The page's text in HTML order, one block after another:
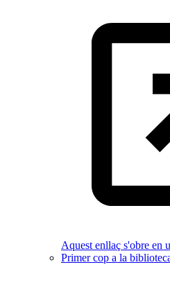
Aquest enllaç s'obre en
Primer cop a la